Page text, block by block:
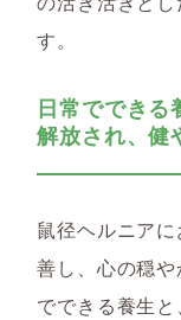
す。
日常でできる
解放され、健
鼠径ヘルニア
善し、心の穏
でできる養生